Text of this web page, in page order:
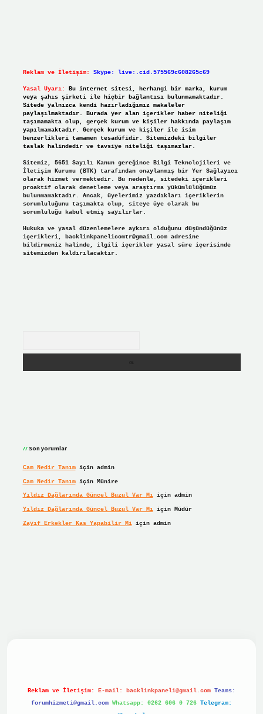
Reklam ve İletişim: Skype: live:.cid.575569c608265c69
Yasal Uyarı:
Bu internet sitesi, herhangi bir marka, kurum
veya şahıs şirketi ile hiçbir bağlantısı bulunmamaktadır.
Sitede yalnızca kendi hazırladığımız makaleler
paylaşılmaktadır. Burada yer alan içerikler haber niteliği
taşımamakta olup, gerçek kurum ve kişiler hakkında paylaşım
yapılmamaktadır. Gerçek kurum ve kişiler ile isim
benzerlikleri tamamen tesadüfidir. Sitemizdeki bilgiler
taslak halindedir ve tavsiye niteliği taşımazlar.
Sitemiz, 5651 Sayılı Kanun gereğince Bilgi Teknolojileri ve
İletişim Kurumu (BTK) tarafından onaylanmış bir Yer Sağlayıcı
olarak hizmet vermektedir. Bu nedenle, sitedeki içerikleri
proaktif olarak denetleme veya araştırma yükümlülüğümüz
bulunmamaktadır. Ancak, üyelerimiz yazdıkları içeriklerin
sorumluluğunu taşımakta olup, siteye üye olarak bu
sorumluluğu kabul etmiş sayılırlar.
Hukuka ve yasal düzenlemelere aykırı olduğunu düşündüğünüz
içerikleri, backlinkpanelicomtr@gmail.comadresine
bildirmeniz halinde, ilgili içerikler yasal süre içerisinde
sitemizden kaldırılacaktır.
Son yorumlar
Cam Nedir Tanımiçin admin
Cam Nedir Tanımiçin Münire
Yıldız Dağlarında Güncel Buzul Var Mıiçin admin
Yıldız Dağlarında Güncel Buzul Var Mıiçin Müdür
Zayıf Erkekler Kas Yapabilir Miiçin admin
Reklam ve İletişim: E-mail: backlinkpaneli@gmail.com Teams:
forumhizmeti@gmail.com Whatsapp: 0262 606 0 726 Telegram: